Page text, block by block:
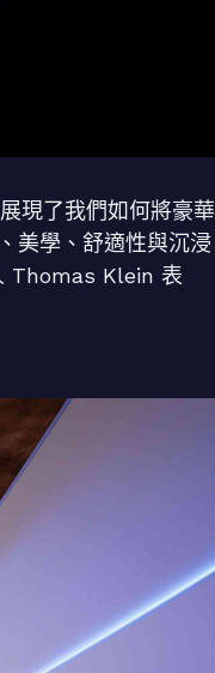
現了我們如何將豪華
美學、舒適性與沉浸
Thomas Klein 表